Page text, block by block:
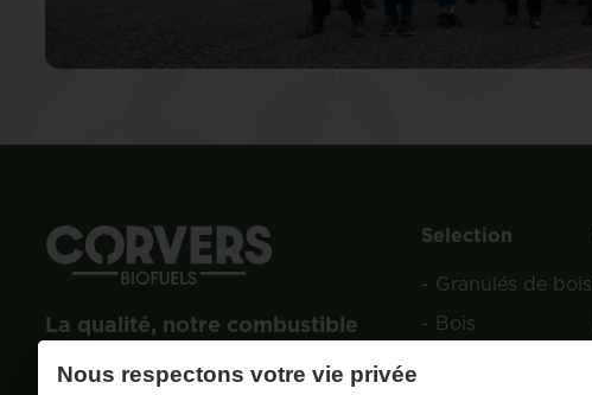
La qualité, notre combustible
info@corversbiofuels.com
Selection
- Granulés de bois
- Bois
Nous respectons votre vie privée